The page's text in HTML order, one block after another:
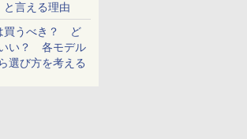
と言える理由
買うべき？ ど
い？ 各モデル
選び方を考える